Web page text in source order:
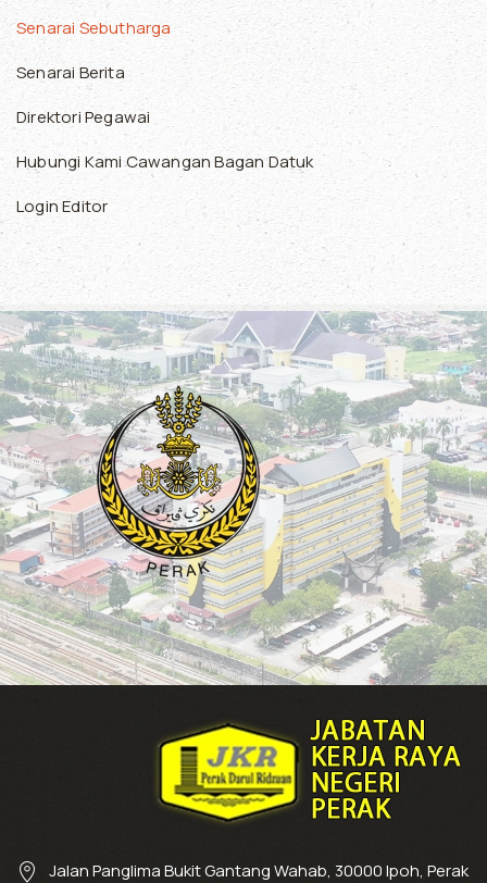
Senarai Sebutharga
Senarai Berita
Direktori Pegawai
Hubungi Kami Cawangan Bagan Datuk
Login Editor
Jalan Panglima Bukit Gantang Wahab, 30000 Ipoh, Perak